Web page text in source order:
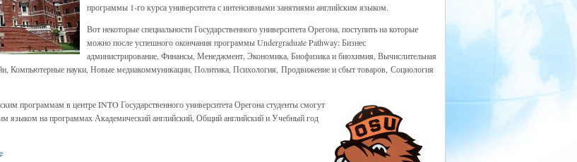
программы 1-го курса университета с интенсивными занятиями английским языком.
Вот некоторые специальности Государственного университета Орегона, поступить на которые
можно после успешного окончания программы Undergraduate Pathway: Бизнес
администрирование, Финансы, Менеджмент, Экономика, Биофизика и биохимия, Вычислительная
Компьютерные науки, Новые медиакоммуникации, Политика, Психология, Продвижение и сбыт товаров, Социология
программам в центре INTO Государственного университета Орегона студенты смогут
языком на программах Академический английский, Общий английский и Учебный год